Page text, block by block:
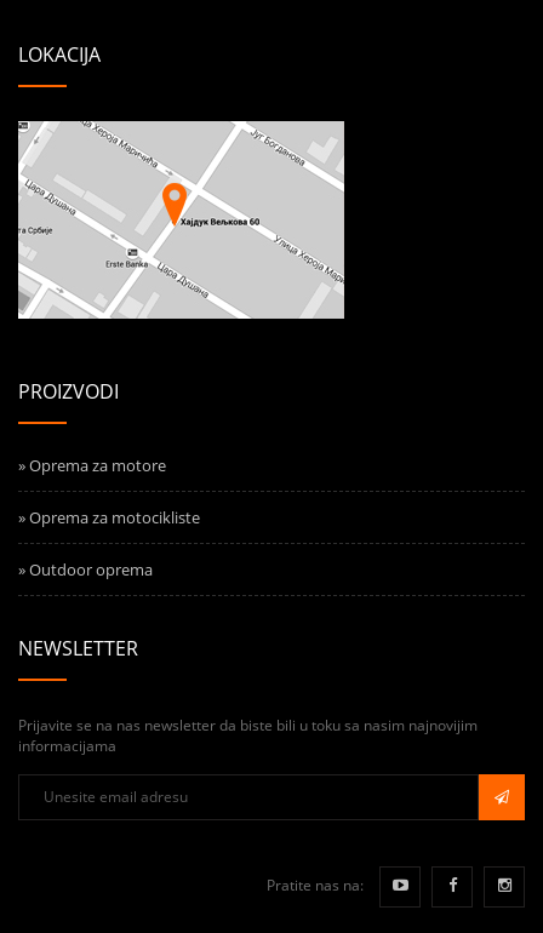
LOKACIJA
PROIZVODI
» Oprema za motore
» Oprema za motocikliste
» Outdoor oprema
NEWSLETTER
Prijavite se na nas newsletter da biste bili u toku sa nasim najnovijim
informacijama
Pratite nas na: